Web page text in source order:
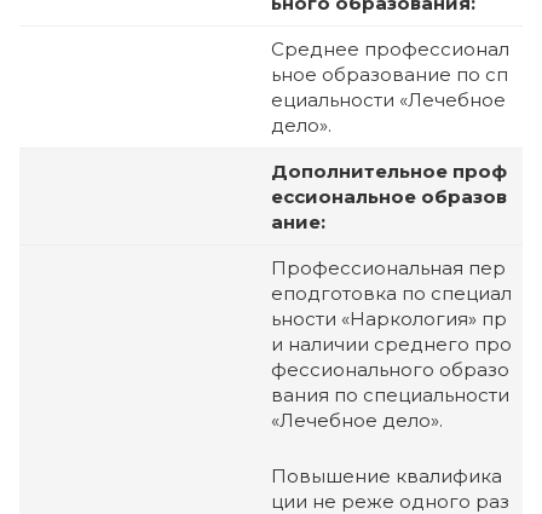
Среднее профессионал
ьное образование по сп
ециальности «Лечебное
дело».
Дополнительное проф
ессиональное образов
ание:
Профессиональная пер
еподготовка по специал
ьности «Наркология» пр
и наличии среднего про
фессионального образо
вания по специальности
«Лечебное дело».
Повышение квалифика
ции не реже одного раз